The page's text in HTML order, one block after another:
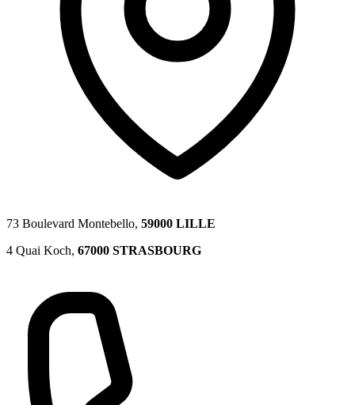
73 Boulevard Montebello, 59000 LILLE
4 Quai Koch, 67000 STRASBOURG